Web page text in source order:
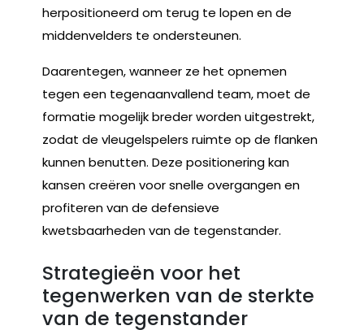
herpositioneerd om terug te lopen en de
middenvelders te ondersteunen.
Daarentegen, wanneer ze het opnemen
tegen een tegenaanvallend team, moet de
formatie mogelijk breder worden uitgestrekt,
zodat de vleugelspelers ruimte op de flanken
kunnen benutten. Deze positionering kan
kansen creëren voor snelle overgangen en
profiteren van de defensieve
kwetsbaarheden van de tegenstander.
Strategieën voor het
tegenwerken van de sterkte
van de tegenstander